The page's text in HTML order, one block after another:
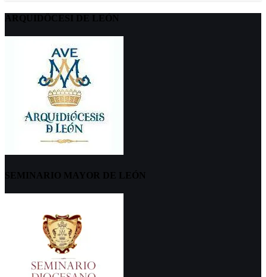
ARQUIDÖCESI DE LEÓN
SEMINARIO MAYOR DE LEÓN